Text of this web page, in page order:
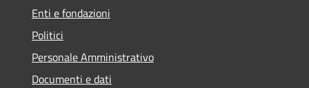
Enti e fondazioni
Politici
Personale Amministrativo
Documenti e dati